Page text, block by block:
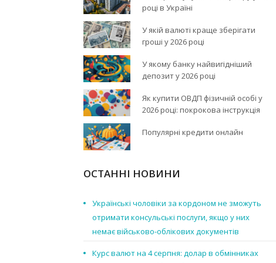
році в Україні
У якій валюті краще зберігати
гроші у 2026 році
У якому банку найвигідніший
депозит у 2026 році
Як купити ОВДП фізичній особі у
2026 році: покрокова інструкція
Популярні кредити онлайн
ОСТАННІ НОВИНИ
Українські чоловіки за кордоном не зможуть
отримати консульські послуги, якщо у них
немає військово-облікових документів
Курс валют на 4 серпня: долар в обмінниках